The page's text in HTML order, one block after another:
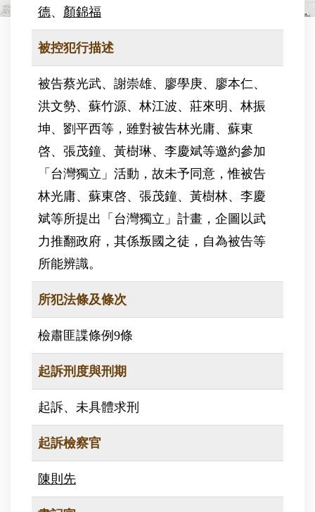
德、 顏錦福
被控犯行描述
被告蔡光武、謝崇雄、廖學庚、廖本仁、
洪文勢、蘇竹源、林江波、莊來明、林振
坤、劉平西等，雖對被告林光庸、蘇東
啓、張茂鐘、黃樹琳、李慶斌等邀約參加
「台灣獨立」活動，故未予同意，惟被告
林光庸、蘇東啓、張茂鐘、黃樹林、李慶
斌等所提出「台灣獨立」計畫，企圖以武
力推翻政府，其係叛國之徒，自為被告等
所能辨識。
所犯法條及條次
檢肅匪諜條例9條
起訴刑度與刑期
起訴、未具體求刑
起訴檢察官
陳則先